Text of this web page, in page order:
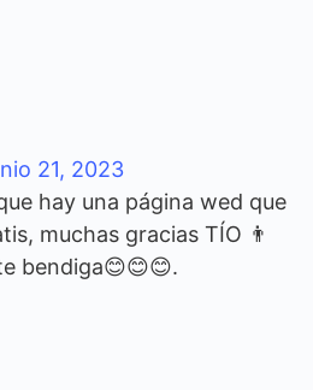
21, 2023
hay una página wed que
muchas gracias TÍO 👨
bendiga😊😊😊.